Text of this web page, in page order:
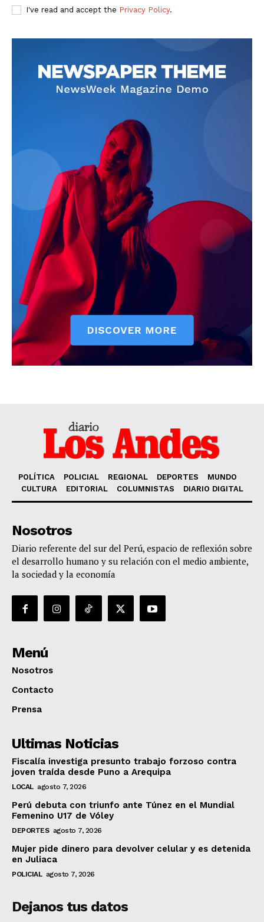
Diario los Andes
Nosotros
I've read and accept the Privacy Policy.
POLÍTICA POLICIAL REGIONAL DEPORTES
MUNDO
CULTURA
EDITORIAL COLUMNISTAS DIARIO DIGITAL
Nosotros
Diario referente del sur del Perú, espacio de reflexión sobre
el desarrollo humano y su relación con el medio ambiente,
la sociedad y la economía
Menú
Nosotros
Contacto
Prensa
Ultimas Noticias
Fiscalía investiga presunto trabajo forzoso contra
joven traída desde Puno a Arequipa
LOCAL agosto 7, 2026
Perú debuta con triunfo ante Túnez en el Mundial
Femenino U17 de Vóley
DEPORTES agosto 7, 2026
Mujer pide dinero para devolver celular y es detenida
en Juliaca
POLICIAL agosto 7, 2026
Dejanos tus datos